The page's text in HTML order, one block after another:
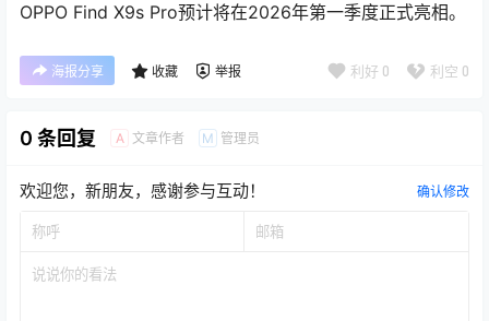
OPPO Find X9s Pro预计将在2026年第一季度正式亮相。
海报分享 收藏 举报 利好 0 利空 0
0 条回复 A 文章作者 M 管理员
欢迎您，新朋友，感谢参与互动！ 确认修改